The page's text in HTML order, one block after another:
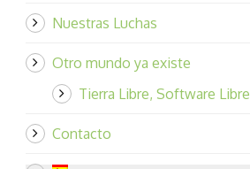
Nuestras Luchas
Otro mundo ya existe
Tierra Libre, Software Libre
Contacto